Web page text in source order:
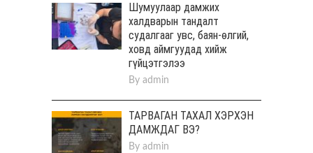
Шумуулаар дамжих
халдварын тандалт
судалгааг увс, баян-өлгий,
ховд аймгуудад хийж
гүйцэтгэлээ
By admin
ТАРВАГАН ТАХАЛ ХЭРХЭН
ДАМЖДАГ ВЭ?
By admin